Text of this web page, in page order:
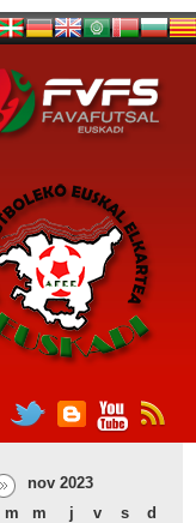
nov 2023
m m j v s
d